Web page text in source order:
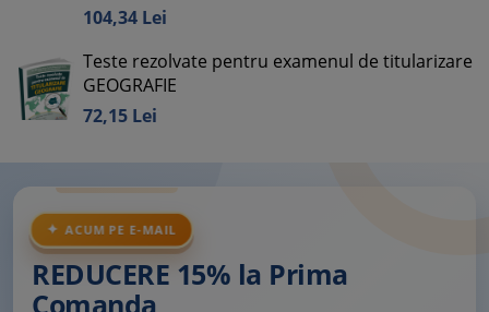
104,34 Lei
Teste rezolvate pentru examenul de titularizare
GEOGRAFIE
72,15 Lei
ACUM PE E-MAIL
REDUCERE 15% la Prima
Comanda